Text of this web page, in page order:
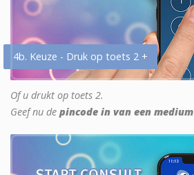
4b. Keuze - Druk op toets 2 +
Of u drukt op toets 2.
Geef nu de pincode in van een medium